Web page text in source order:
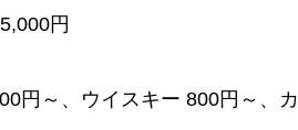
円
円～、ウイスキー 800円～、カ